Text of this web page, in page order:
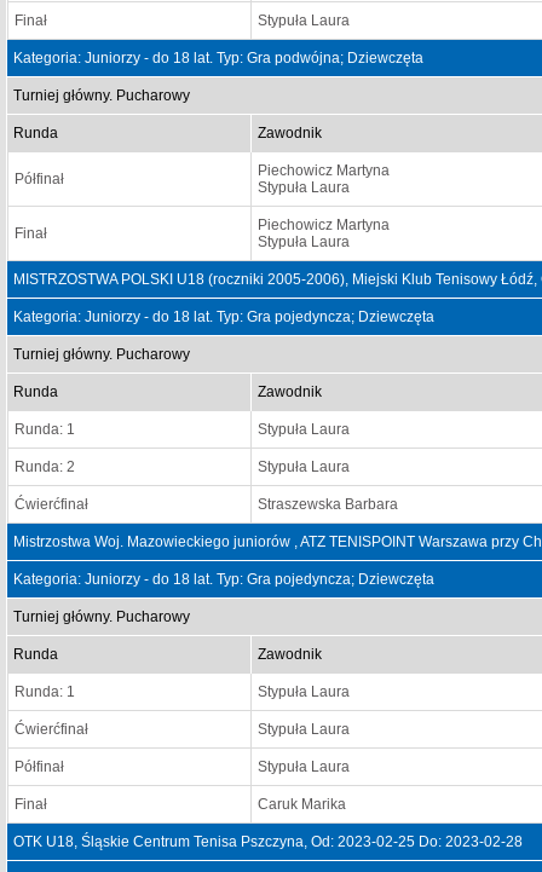
Finał Stypuła Laura
Kategoria: Juniorzy - do 18 lat. Typ: Gra podwójna; Dziewczęta
Turniej główny. Pucharowy
Runda Zawodnik
Półfinał
Piechowicz Martyna
Stypuła Laura
Finał
Piechowicz Martyna
Stypuła Laura
MISTRZOSTWA POLSKI U18 (roczniki 2005-2006), Miejski Klub Tenisowy
Kategoria: Juniorzy - do 18 lat. Typ: Gra pojedyncza; Dziewczęta
Turniej główny. Pucharowy
Runda Zawodnik
Runda: 1 Stypuła Laura
Runda: 2 Stypuła Laura
Ćwierćfinał Straszewska Barbara
Mistrzostwa Woj. Mazowieckiego juniorów , ATZ TENISPOINT Warszawa przy
Kategoria: Juniorzy - do 18 lat. Typ: Gra pojedyncza; Dziewczęta
Turniej główny. Pucharowy
Runda Zawodnik
Runda: 1 Stypuła Laura
Ćwierćfinał Stypuła Laura
Półfinał Stypuła Laura
Finał Caruk Marika
OTK U18, Śląskie Centrum Tenisa Pszczyna, Od: 2023-02-25 Do: 2023-02-28